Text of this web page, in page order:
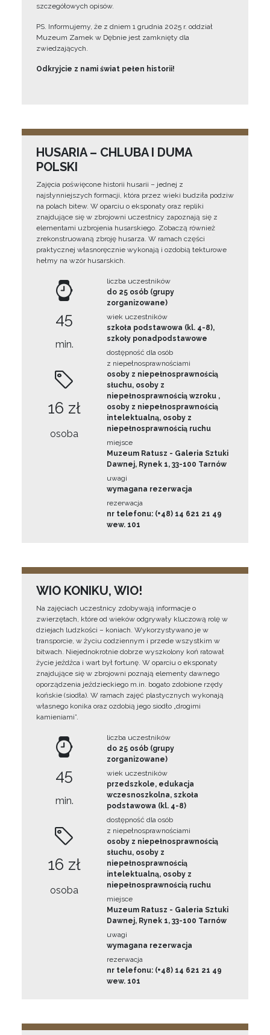
szczegółowych opisów.
PS. Informujemy, że z dniem 1 grudnia 2025 r. oddział
Muzeum Zamek w Dębnie jest zamknięty dla
zwiedzających.
Odkryjcie z nami świat pełen historii!
HUSARIA – CHLUBA I DUMA
POLSKI
Zajęcia poświęcone historii husarii – jednej z
najsłynniejszych formacji, która przez wieki budziła podziw
na polach bitew. W oparciu o eksponaty oraz repliki
znajdujące się w zbrojowni uczestnicy zapoznają się z
elementami uzbrojenia husarskiego. Zobaczą również
zrekonstruowaną zbroję husarza. W ramach części
praktycznej własnoręcznie wykonają i ozdobią tekturowe
hełmy na wzór husarskich.
45
min.
16 zł
osoba
liczba uczestników
do 25 osób (grupy
zorganizowane)
wiek uczestników
szkoła podstawowa (kl. 4-8),
szkoły ponadpodstawowe
dostępność dla osób
z niepełnosprawnościami
osoby z niepełnosprawnością
słuchu, osoby z
niepełnosprawnością wzroku ,
osoby z niepełnosprawnością
intelektualną, osoby z
niepełnosprawnością ruchu
miejsce
Muzeum Ratusz - Galeria Sztuki
Dawnej, Rynek 1, 33-100 Tarnów
uwagi
wymagana rezerwacja
rezerwacja
nr telefonu: (+48) 14 621 21 49
wew. 101
WIO KONIKU, WIO!
Na zajęciach uczestnicy zdobywają informacje o
zwierzętach, które od wieków odgrywały kluczową rolę w
dziejach ludzkości – koniach. Wykorzystywano je w
transporcie, w życiu codziennym i przede wszystkim w
bitwach. Niejednokrotnie dobrze wyszkolony koń ratował
życie jeźdźca i wart był fortunę. W oparciu o eksponaty
znajdujące się w zbrojowni poznają elementy dawnego
oporządzenia jeździeckiego m.in. bogato zdobione rzędy
końskie (siodła). W ramach zajęć plastycznych wykonają
własnego konika oraz ozdobią jego siodło „drogimi
kamieniami”.
45
min.
16 zł
osoba
liczba uczestników
do 25 osób (grupy
zorganizowane)
wiek uczestników
przedszkole, edukacja
wczesnoszkolna, szkoła
podstawowa (kl. 4-8)
dostępność dla osób
z niepełnosprawnościami
osoby z niepełnosprawnością
słuchu, osoby z
niepełnosprawnością
intelektualną, osoby z
niepełnosprawnością ruchu
miejsce
Muzeum Ratusz - Galeria Sztuki
Dawnej, Rynek 1, 33-100 Tarnów
uwagi
wymagana rezerwacja
rezerwacja
nr telefonu: (+48) 14 621 21 49
wew. 101